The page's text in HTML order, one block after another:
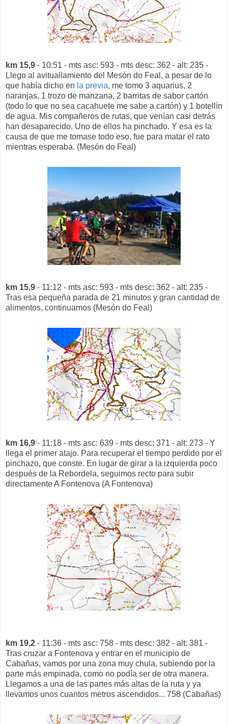
km 15,9 - 10:51 - mts asc: 593 - mts desc: 362 - alt: 235 -
Llego al avituallamiento del Mesón do Feal, a pesar de lo
que había dicho en la previa, me tomo 3 aquarius, 2
naranjas, 1 trozo de manzana, 2 barritas de sabor cartón
(todo lo que no sea cacahuete me sabe a cartón) y 1 botellín
de agua. Mis compañeros de rutas, que venían casi detrás
han desaparecido. Uno de ellos ha pinchado. Y esa es la
causa de que me tomase todo eso, fue para matar el rato
mientras esperaba. (Mesón do Feal)
km 15,9 - 11:12 - mts asc: 593 - mts desc: 362 - alt: 235 -
Tras esa pequeña parada de 21 minutos y gran cantidad de
alimentos, continuamos (Mesón do Feal)
km 16,9 - 11:18 - mts asc: 639 - mts desc: 371 - alt: 273 - Y
llega el primer atajo. Para recuperar el tiempo perdido por el
pinchazo, que conste. En lugar de girar a la izquierda poco
después de la Rebordela, seguimos recto para subir
directamente A Fontenova (A Fontenova)
km 19,2 - 11:36 - mts asc: 758 - mts desc: 382 - alt: 381 -
Tras cruzar a Fontenova y entrar en el municipio de
Cabañas, vamos por una zona muy chula, subiendo por la
parte más empinada, como no podía ser de otra manera.
Llegamos a una de las partes más altas de la ruta y ya
llevamos unos cuantos metros ascendidos... 758 (Cabañas)